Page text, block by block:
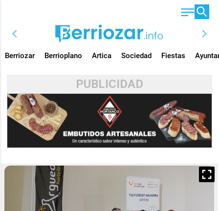
chevron_left chevron_right
Berriozar Berrioplano Artica Sociedad Fiestas
PUBLICIDAD